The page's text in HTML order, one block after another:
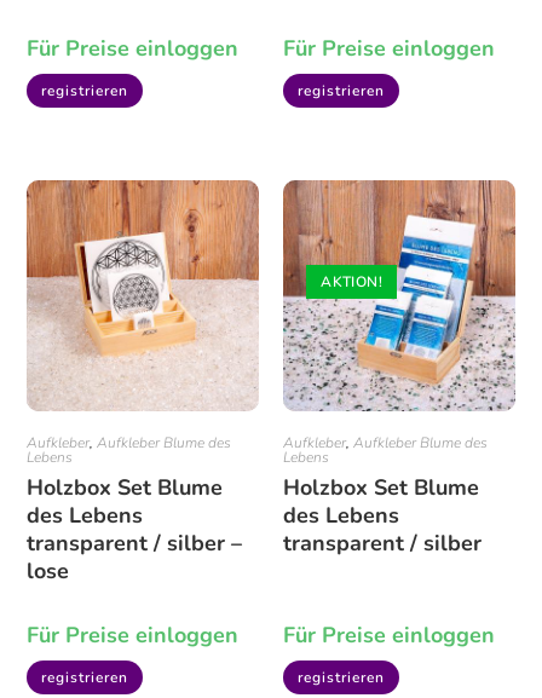
Für Preise einloggen
registrieren
Für Preise einloggen
registrieren
Aufkleber,Aufkleber Blume des
Lebens
Holzbox Set Blume
des Lebens
transparent / silber –
lose
Für Preise einloggen
registrieren
AKTION!
Aufkleber, Aufkleber Blume des
Lebens
Holzbox Set Blume
des Lebens
transparent / silber
Für Preise einloggen
registrieren